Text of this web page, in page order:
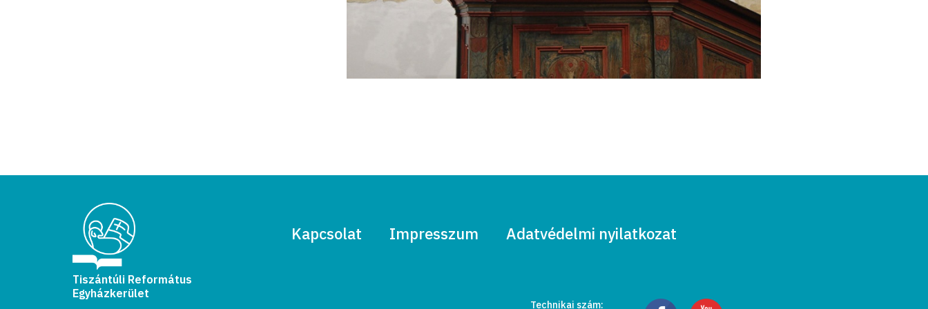
Tiszántúli Református
Egyházkerület
Kapcsolat Impresszum Adatvédelmi nyilatkozat
Technikai szám: